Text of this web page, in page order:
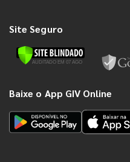
Site Seguro
Baixe o App GIV Online